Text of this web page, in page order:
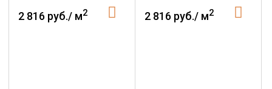
2 816 руб./ м2 2 816 руб./ м2